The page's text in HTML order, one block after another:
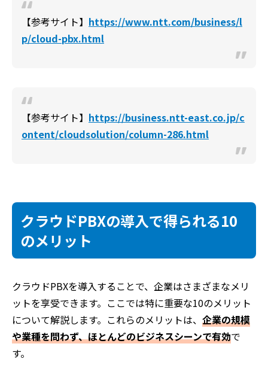
【参考サイト】 https://www.ntt.com/business/l
p/cloud-pbx.html
【参考サイト】 https://business.ntt-east.co.jp/c
ontent/cloudsolution/column-286.html
クラウドPBXの導入で得られる10
のメリット
クラウドPBXを導入することで、企業はさまざまなメリ
ットを享受できます。ここでは特に重要な10のメリット
について解説します。これらのメリットは、 企業の規模
や業種を問わず、ほとんどのビジネスシーンで有効で
す。